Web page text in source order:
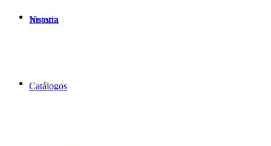
Nuestra
historia
Catálogos